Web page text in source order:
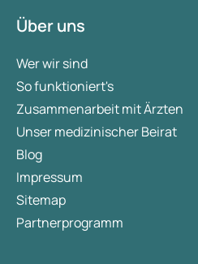
Über uns
Wer wir sind
So funktioniert's
Zusammenarbeit mit Ärzten
Unser medizinischer Beirat
Blog
Impressum
Sitemap
Partnerprogramm